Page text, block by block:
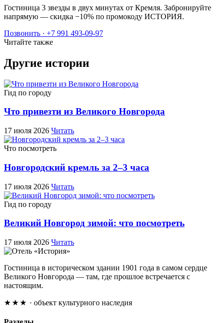
Гостиница 3 звезды в двух минутах от Кремля. Забронируйте
напрямую — скидка −10% по промокоду ИСТОРИЯ.
Позвонить · +7 991 493-09-97
Читайте также
Другие истории
Гид по городу
Что привезти из Великого Новгорода
17 июля 2026 Читать
Что посмотреть
Новгородский кремль за 2–3 часа
17 июля 2026 Читать
Гид по городу
Великий Новгород зимой: что посмотреть
17 июля 2026 Читать
Гостиница в историческом здании 1901 года в самом сердце
Великого Новгорода — там, где прошлое встречается с
настоящим.
★★★ · объект культурного наследия